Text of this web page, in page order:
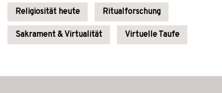
Religiosität heute Ritualforschung
Sakrament & Virtualität Virtuelle Taufe